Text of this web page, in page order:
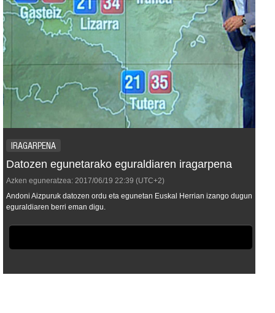
IRAGARPENA
Datozen egunetarako eguraldiaren iragarpena
Azken eguneratzea: 2017/06/19 22:39 (UTC+2)
Andoni Aizpuruk datozen ordu eta egunetan Euskal Herrian izango dugun
eguraldiaren berri eman digu.